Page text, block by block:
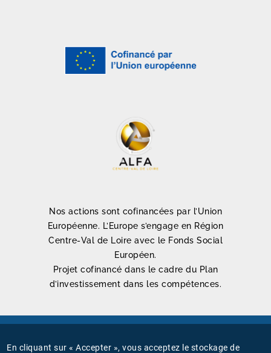
Nos actions sont cofinancées par l’Union
Européenne. L’Europe s’engage en Région
Centre-Val de Loire avec le Fonds Social
Européen.
Projet cofinancé dans le cadre du Plan
d’investissement dans les compétences.
Mentions légales
En cliquant sur « Accepter », vous acceptez le stockage de